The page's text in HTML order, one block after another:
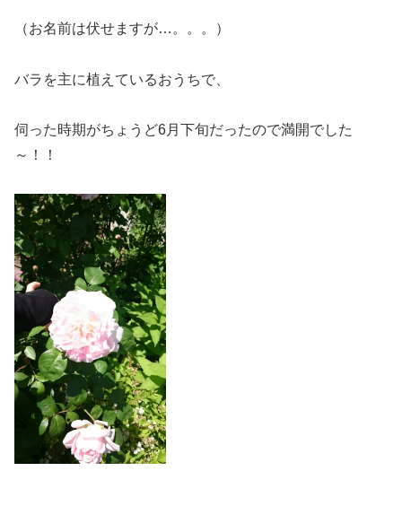
（お名前は伏せますが…。。。）
バラを主に植えているおうちで、
伺った時期がちょうど6月下旬だったので満開でした
～！！